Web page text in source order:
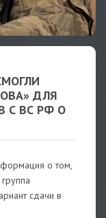
ДЛЯ
С ВС РФ О
о том,
сдачи в